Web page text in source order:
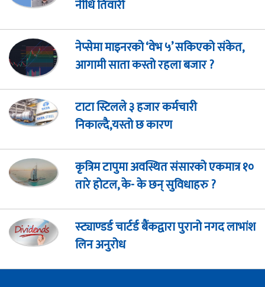
नीधि तिवारी
नेप्सेमा माइनरको ‘वेभ ५’ सकिएको संकेत,
आगामी साता कस्तो रहला बजार ?
टाटा स्टिलले ३ हजार कर्मचारी
निकाल्दै,यस्तो छ कारण
कृत्रिम टापुमा अवस्थित संसारको एकमात्र १०
तारे होटल, के- के छन् सुविधाहरु ?
स्ट्याण्डर्ड चार्टर्ड बैंकद्वारा पुरानो नगद लाभांश
लिन अनुरोध